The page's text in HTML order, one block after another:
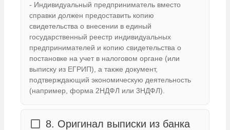
- Индивидуальный предприниматель вместо
справки должен предоставить копию
свидетельства о внесении в единый
государственный реестр индивидуальных
предпринимателей и копию свидетельства о
постановке на учет в налоговом органе (или
выписку из ЕГРИП), а также документ,
подтверждающий экономическую деятельность
(например, форма 2НДФЛ или 3НДФЛ).
8. Оригинал выписки из банка